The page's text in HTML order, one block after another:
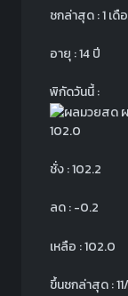
ชกล่าสุด : 1 เดื
อายุ : 14 ปี
พิกัดวันนี้ :
102.0
ชั่ง : 102.2
ลด : -0.2
เหลือ : 102.0
ขึ้นชกล่าสุด :